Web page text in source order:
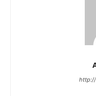
http://